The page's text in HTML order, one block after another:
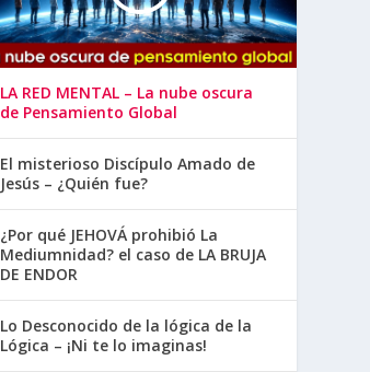
LA RED MENTAL – La nube oscura
de Pensamiento Global
El misterioso Discípulo Amado de
Jesús – ¿Quién fue?
¿Por qué JEHOVÁ prohibió La
Mediumnidad? el caso de LA BRUJA
DE ENDOR
Lo Desconocido de la lógica de la
Lógica – ¡Ni te lo imaginas!